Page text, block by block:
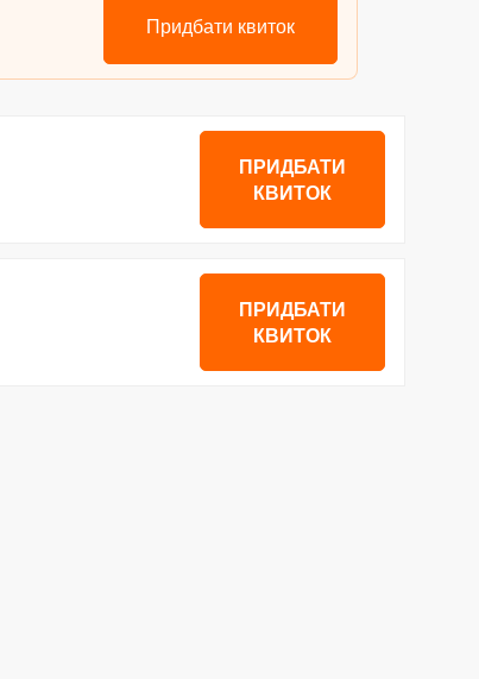
Придбати квиток
ПРИДБАТИ
КВИТОК
ПРИДБАТИ
КВИТОК